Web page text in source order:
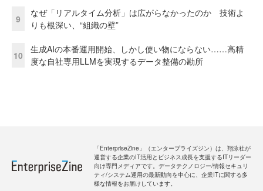
9
なぜ「リアルタイム分析」は広がらなかったのか 技術よ
りも根深い、“組織の壁”
10
生成AIの本番運用開始、しかし使い物にならない……高精
度な自社専用LLMを実現するデータ整備の勘所
「EnterpriseZine」（エンタープライズジン）は、翔泳社が
運営する企業のIT活用とビジネス成長を支援するITリーダー
向け専門メディアです。データテクノロジー/情報セキュリ
ティ/システム運用の最新動向を中心に、企業ITに関する多
様な情報をお届けしています。